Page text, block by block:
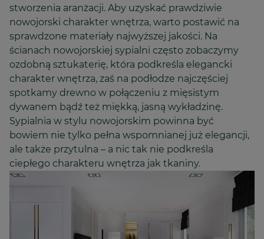
stworzenia aranżacji. Aby uzyskać prawdziwie
nowojorski charakter wnętrza, warto postawić na
sprawdzone materiały najwyższej jakości. Na
ścianach nowojorskiej sypialni często zobaczymy
ozdobną sztukaterię, która podkreśla elegancki
charakter wnętrza, zaś na podłodze najczęściej
spotkamy drewno w połączeniu z mięsistym
dywanem bądź też miękką, jasną wykładzinę.
Sypialnia w stylu nowojorskim powinna być
bowiem nie tylko pełna wspomnianej już elegancji,
ale także przytulna – a nic tak nie podkreśla
ciepłego charakteru wnętrza jak tkaniny.